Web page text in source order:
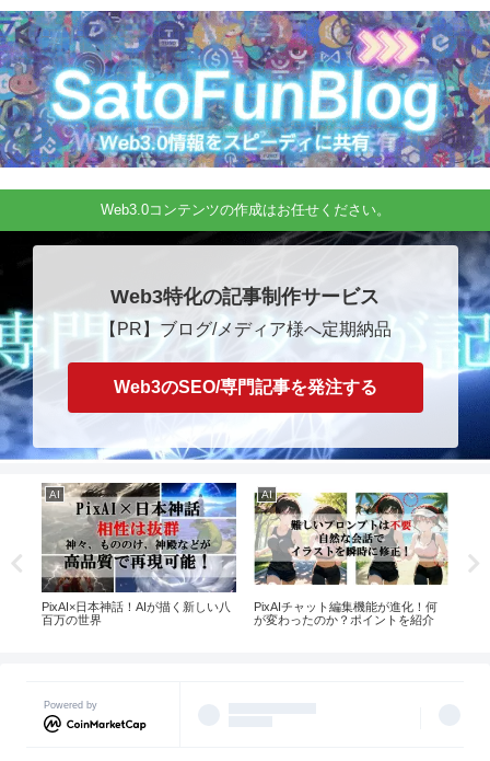
Web3.0コンテンツの作成はお任せください。
Web3特化の記事制作サービス
【PR】ブログ/メディア様へ定期納品
Web3のSEO/専門記事を発注する
AI
PixAI×日本神話！AIが描く新しい八
百万の世界
AI
PixAIチャット編集機能が進化！何
が変わったのか？ポイントを紹介
Powered by